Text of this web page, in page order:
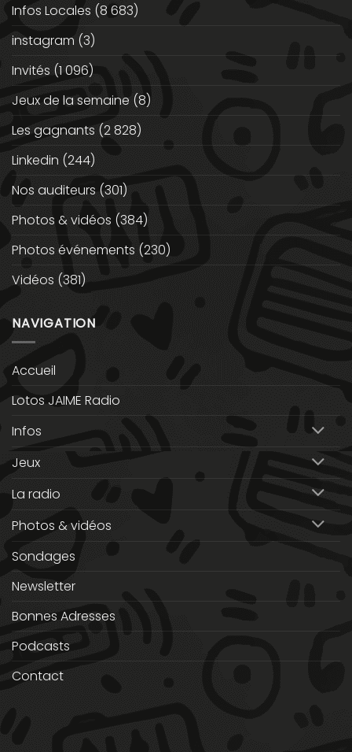
Infos Locales (8 683)
instagram (3)
Invités (1 096)
Jeux de la semaine (8)
Les gagnants (2 828)
Linkedin (244)
Nos auditeurs (301)
Photos & vidéos (384)
Photos événements (230)
Vidéos (381)
NAVIGATION
Accueil
Lotos JAIME Radio
Infos
Jeux
La radio
Photos & vidéos
Sondages
Newsletter
Bonnes Adresses
Podcasts
Contact